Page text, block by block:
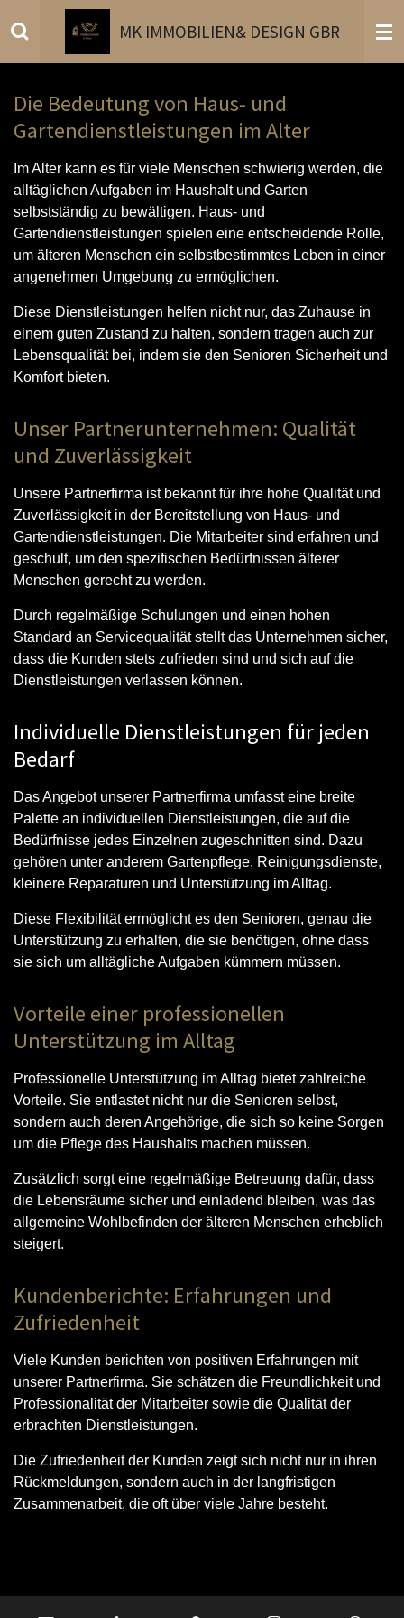
Hauptinhalt
MKIMMOBILIEN& DESIGN GBR
Die Bedeutung von Haus- und
Gartendienstleistungen im Alter
Im Alter kann es für viele Menschen schwierig werden, die
alltäglichen Aufgaben im Haushalt und Garten
selbstständig zu bewältigen. Haus- und
Gartendienstleistungen spielen eine entscheidende Rolle,
um älteren Menschen ein selbstbestimmtes Leben in einer
angenehmen Umgebung zu ermöglichen.
Diese Dienstleistungen helfen nicht nur, das Zuhause in
einem guten Zustand zu halten, sondern tragen auch zur
Lebensqualität bei, indem sie den Senioren Sicherheit und
Komfort bieten.
Unser Partnerunternehmen: Qualität
und Zuverlässigkeit
Unsere Partnerfirma ist bekannt für ihre hohe Qualität und
Zuverlässigkeit in der Bereitstellung von Haus- und
Gartendienstleistungen. Die Mitarbeiter sind erfahren und
geschult, um den spezifischen Bedürfnissen älterer
Menschen gerecht zu werden.
Durch regelmäßige Schulungen und einen hohen
Standard an Servicequalität stellt das Unternehmen sicher,
dass die Kunden stets zufrieden sind und sich auf die
Dienstleistungen verlassen können.
Individuelle Dienstleistungen für jeden
Bedarf
Das Angebot unserer Partnerfirma umfasst eine breite
Palette an individuellen Dienstleistungen, die auf die
Bedürfnisse jedes Einzelnen zugeschnitten sind. Dazu
gehören unter anderem Gartenpflege, Reinigungsdienste,
kleinere Reparaturen und Unterstützung im Alltag.
Diese Flexibilität ermöglicht es den Senioren, genau die
Unterstützung zu erhalten, die sie benötigen, ohne dass
sie sich um alltägliche Aufgaben kümmern müssen.
Vorteile einer professionellen
Unterstützung im Alltag
Professionelle Unterstützung im Alltag bietet zahlreiche
Vorteile. Sie entlastet nicht nur die Senioren selbst,
sondern auch deren Angehörige, die sich so keine Sorgen
um die Pflege des Haushalts machen müssen.
Zusätzlich sorgt eine regelmäßige Betreuung dafür, dass
die Lebensräume sicher und einladend bleiben, was das
allgemeine Wohlbefinden der älteren Menschen erheblich
steigert.
Kundenberichte: Erfahrungen und
Zufriedenheit
Viele Kunden berichten von positiven Erfahrungen mit
unserer Partnerfirma. Sie schätzen die Freundlichkeit und
Professionalität der Mitarbeiter sowie die Qualität der
erbrachten Dienstleistungen.
Die Zufriedenheit der Kunden zeigt sich nicht nur in ihren
Rückmeldungen, sondern auch in der langfristigen
Zusammenarbeit, die oft über viele Jahre besteht.